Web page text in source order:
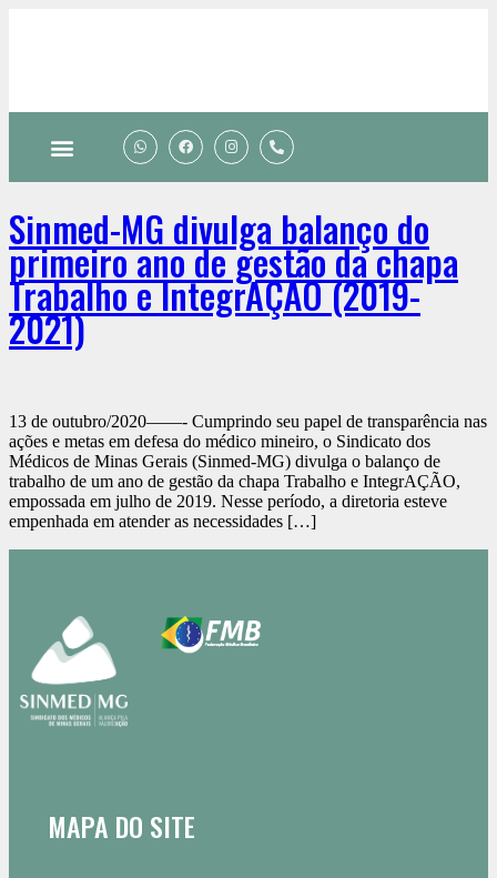
Sinmed-MG divulga balanço do
primeiro ano de gestão da chapa
Trabalho e IntegrAÇÃO (2019-
2021)
13 de outubro/2020——- Cumprindo seu papel de transparência nas
ações e metas em defesa do médico mineiro, o Sindicato dos
Médicos de Minas Gerais (Sinmed-MG) divulga o balanço de
trabalho de um ano de gestão da chapa Trabalho e IntegrAÇÃO,
empossada em julho de 2019. Nesse período, a diretoria esteve
empenhada em atender as necessidades […]
MAPA DO SITE